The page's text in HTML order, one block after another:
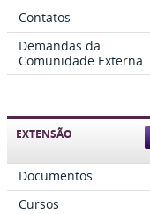
Contatos
Demandas da
Comunidade Externa
EXTENSÃO
Documentos
Cursos